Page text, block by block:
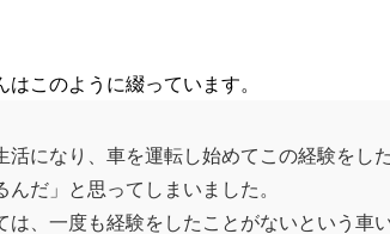
はこのように綴っています。
活になり、車を運転し始めてこの経験をし
んだ」と思ってしまいました。
は、一度も経験をしたことがないという車